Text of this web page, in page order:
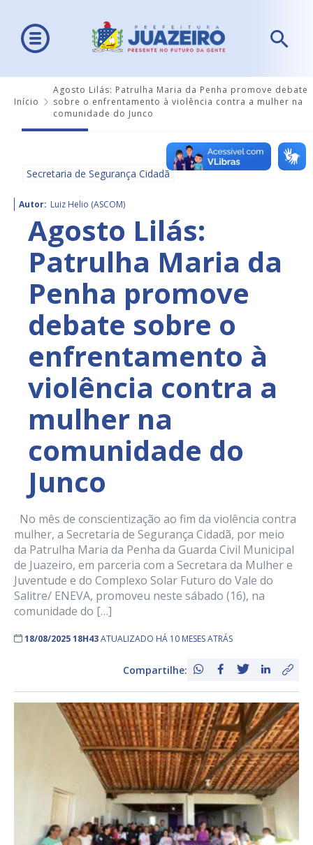
Início
Agosto Lilás: Patrulha Maria da Penha promove debate
sobre o enfrentamento à violência contra a mulher na
comunidade do Junco
Secretaria de Segurança Cidadã
Autor: Luiz Helio (ASCOM)
Agosto Lilás:
Patrulha Maria da
Penha promove
debate sobre o
enfrentamento à
violência contra a
mulher na
comunidade do
Junco
No mês de conscientização ao fim da violência contra
mulher, a Secretaria de Segurança Cidadã, por meio
da Patrulha Maria da Penha da Guarda Civil Municipal
de Juazeiro, em parceria com a Secretara da Mulher e
Juventude e do Complexo Solar Futuro do Vale do
Salitre/ ENEVA, promoveu neste sábado (16), na
comunidade do […]
18/08/2025 18H43ATUALIZADO HÁ 10 MESES ATRÁS
Compartilhe: